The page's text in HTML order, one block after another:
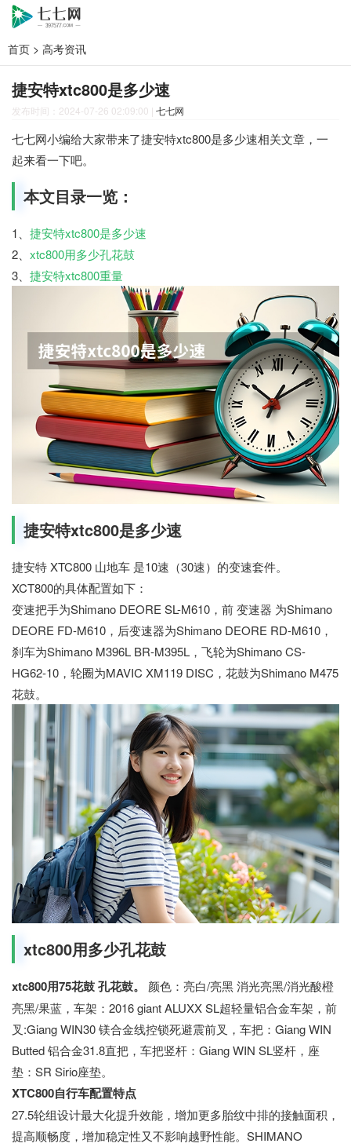
首页 > 高考资讯
捷安特xtc800是多少速
发布时间：2024-07-26 02:09:00 | 七七网
七七网小编给大家带来了捷安特xtc800是多少速相关文章，一
起来看一下吧。
本文目录一览：
1、 捷安特xtc800是多少速
2、 xtc800用多少孔花鼓
3、 捷安特xtc800重量
捷安特xtc800是多少速
捷安特 XTC800 山地车 是10速（30速）的变速套件。
XCT800的具体配置如下：
变速把手为Shimano DEORE SL-M610，前 变速器 为Shimano
DEORE FD-M610，后变速器为Shimano DEORE RD-M610，
刹车为Shimano M396L BR-M395L，飞轮为Shimano CS-
HG62-10，轮圈为MAVIC XM119 DISC，花鼓为Shimano M475
花鼓。
xtc800用多少孔花鼓
xtc800用75花鼓 孔花鼓。 颜色：亮白/亮黑 消光亮黑/消光酸橙
亮黑/果蓝，车架：2016 giant ALUXX SL超轻量铝合金车架，前
叉:Giang WIN30 镁合金线控锁死避震前叉，车把：Giang WIN
Butted 铝合金31.8直把，车把竖杆：Giang WIN SL竖杆，座
垫：SR Sirio座垫。
XTC800自行车配置特点
27.5轮组设计最大化提升效能，增加更多胎纹中排的接触面积，
提高顺畅度，增加稳定性又不影响越野性能。SHIMANO